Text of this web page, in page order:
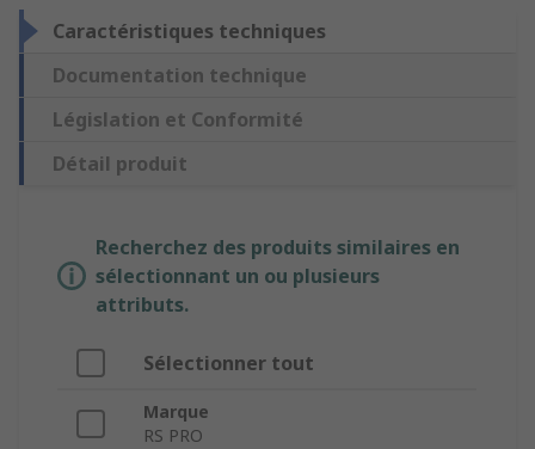
Caractéristiques techniques
Documentation technique
Législation et Conformité
Détail produit
Recherchez des produits similaires en
sélectionnant un ou plusieurs
attributs.
Sélectionner tout
Marque
RS PRO